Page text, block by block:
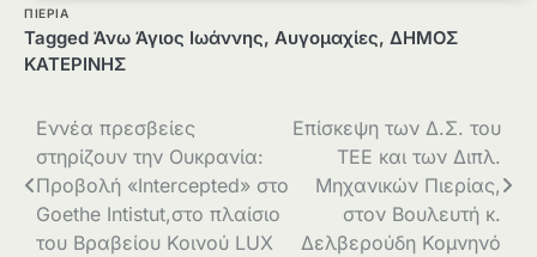
ΠΙΕΡΙΑ
Tagged Άνω Άγιος Ιωάννης, Αυγομαχίες, ΔΗΜΟΣ
ΚΑΤΕΡΙΝΗΣ
Πλοήγηση
άρθρων
Εννέα πρεσβείες
στηρίζουν την Ουκρανία:
Προβολή «Intercepted» στο
Goethe Intistut,στο πλαίσιο
του Βραβείου Κοινού LUX
Επίσκεψη των Δ.Σ. του
ΤΕΕ και των Διπλ.
Μηχανικών Πιερίας,
στον Βουλευτή κ.
Δελβερούδη Κομνηνό